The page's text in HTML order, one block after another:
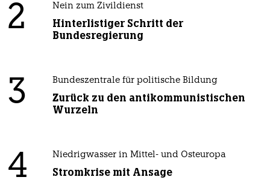
2 Nein zum Zivildienst
Hinterlistiger Schritt der
Bundesregierung
3 Bundeszentrale für politische Bildung
Zurück zu den antikommunistischen
Wurzeln
4 Niedrigwasser in Mittel- und Osteuropa
Stromkrise mit Ansage